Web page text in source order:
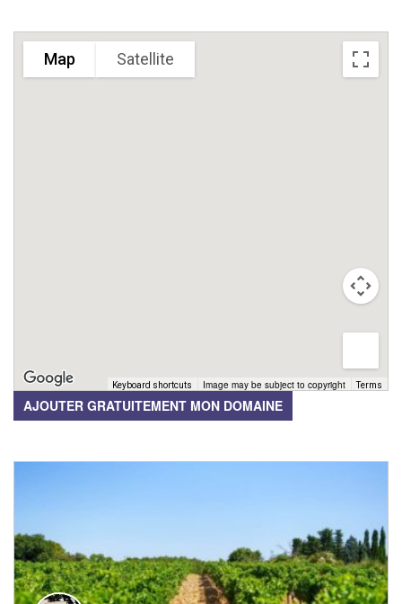
Map Satellite
Keyboard shortcuts Image may be subject to copyright Terms
AJOUTER GRATUITEMENT MON DOMAINE